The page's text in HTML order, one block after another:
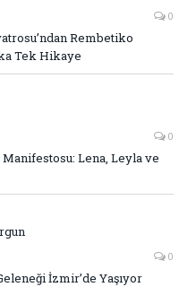
0
Rembetiko
Tek Hikaye
0
Manifestosu: Lena, Leyla ve
0
İzmir’de Yaşıyor